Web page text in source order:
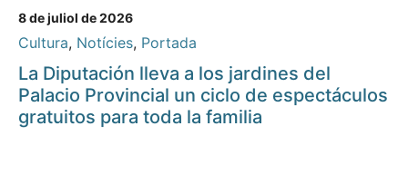
8 de juliol de 2026
Cultura, Notícies, Portada
La Diputación lleva a los jardines del
Palacio Provincial un ciclo de espectáculos
gratuitos para toda la familia